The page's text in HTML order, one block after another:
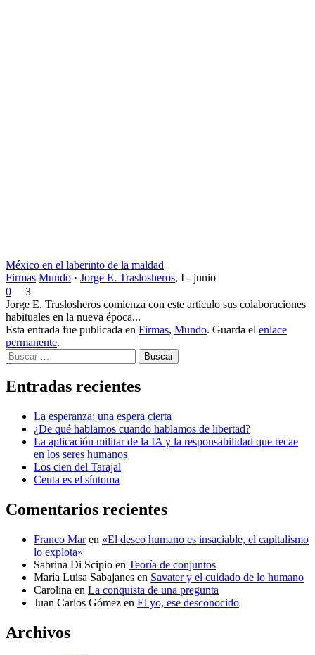
México en el laberinto de la maldad
Firmas Mundo · Jorge E. Traslosheros, I - junio
0
3
Jorge E. Traslosheros comienza con este artículo sus colaboraciones
habituales en la nueva época...
Esta entrada fue publicada en Firmas, Mundo. Guarda el enlace
permanente.
Buscar
Entradas recientes
La esperanza: una espera cierta
¿De qué hablamos cuando hablamos de libertad?
La aplicación militar de la IA y la responsabilidad que recae
en los seres humanos
Los cien del Tarajal
Ceuta es el síntoma
Comentarios recientes
Franco Maren «El deseo humano es insaciable, el capitalismo
lo explota»
Sabrina Di Scipio en Teoría de conjuntos
María Luisa Sabajanes en Savater y el cuidado de lo humano
Carolina en La conquista de una pregunta
Juan Carlos Gómez en El yo, ese desconocido
Archivos